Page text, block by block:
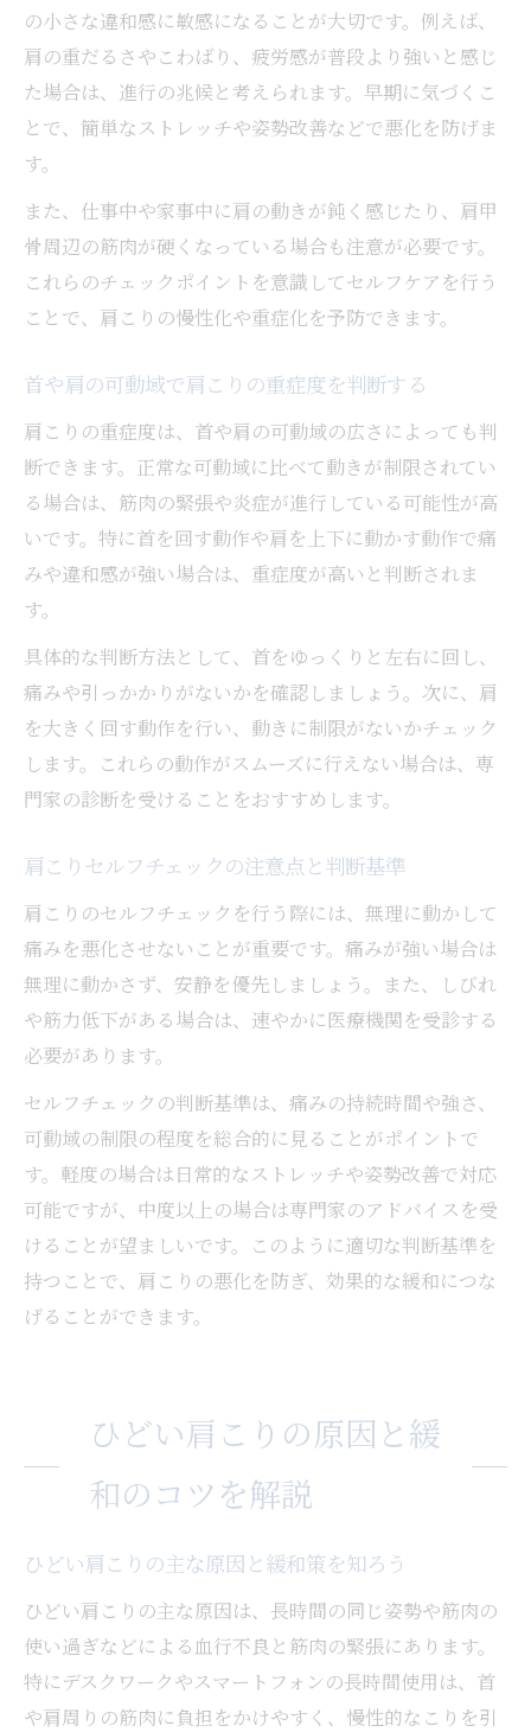
の小さな違和感に敏感になることが大切です。例えば、
肩の重だるさやこわばり、疲労感が普段より強いと感じ
た場合は、進行の兆候と考えられます。早期に気づくこ
とで、簡単なストレッチや姿勢改善などで悪化を防げま
す。
また、仕事中や家事中に肩の動きが鈍く感じたり、肩甲
骨周辺の筋肉が硬くなっている場合も注意が必要です。
これらのチェックポイントを意識してセルフケアを行う
ことで、肩こりの慢性化や重症化を予防できます。
首や肩の可動域で肩こりの重症度を判断する
肩こりの重症度は、首や肩の可動域の広さによっても判
断できます。正常な可動域に比べて動きが制限されてい
る場合は、筋肉の緊張や炎症が進行している可能性が高
いです。特に首を回す動作や肩を上下に動かす動作で痛
みや違和感が強い場合は、重症度が高いと判断されま
す。
具体的な判断方法として、首をゆっくりと左右に回し、
痛みや引っかかりがないかを確認しましょう。次に、肩
を大きく回す動作を行い、動きに制限がないかチェック
します。これらの動作がスムーズに行えない場合は、専
門家の診断を受けることをおすすめします。
肩こりセルフチェックの注意点と判断基準
肩こりのセルフチェックを行う際には、無理に動かして
痛みを悪化させないことが重要です。痛みが強い場合は
無理に動かさず、安静を優先しましょう。また、しびれ
や筋力低下がある場合は、速やかに医療機関を受診する
必要があります。
セルフチェックの判断基準は、痛みの持続時間や強さ、
可動域の制限の程度を総合的に見ることがポイントで
す。軽度の場合は日常的なストレッチや姿勢改善で対応
可能ですが、中度以上の場合は専門家のアドバイスを受
けることが望ましいです。このように適切な判断基準を
持つことで、肩こりの悪化を防ぎ、効果的な緩和につな
げることができます。
ひどい肩こりの原因と緩
和のコツを解説
ひどい肩こりの主な原因と緩和策を知ろう
ひどい肩こりの主な原因は、長時間の同じ姿勢や筋肉の
使い過ぎなどによる血行不良と筋肉の緊張にあります。
特にデスクワークやスマートフォンの長時間使用は、首
や肩周りの筋肉に負担をかけやすく、慢性的なこりを引